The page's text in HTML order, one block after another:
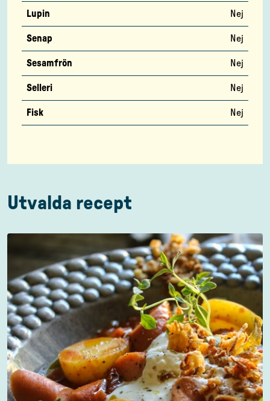
Lupin Nej
Senap Nej
Sesamfrön Nej
Selleri Nej
Fisk Nej
Utvalda recept